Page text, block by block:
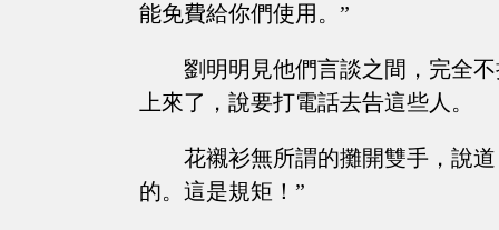
能免費給你們使用。”
劉明明見他們言談之間，完全
上來了，說要打電話去告這些人。
花襯衫無所謂的攤開雙手，說
的。這是規矩！”